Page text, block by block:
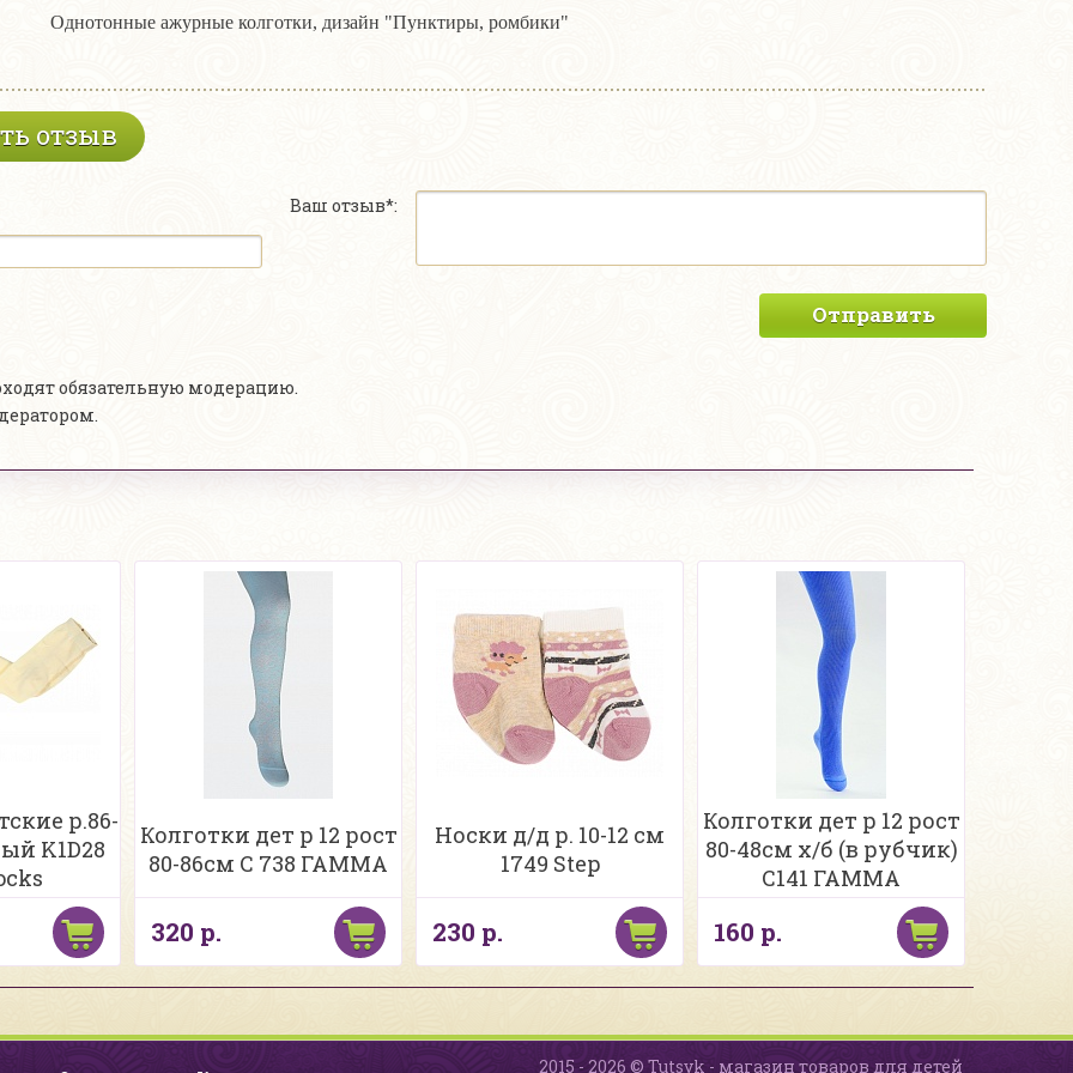
Однотонные ажурные колготки, дизайн "Пунктиры, ромбики"
отзыв
Ваш отзыв*:
Отправить
обязательную модерацию.
р.86-
K1D28
Колготки дет р 12 рост
80-86см С 738 ГАММА
320 р.
Носки д/д р. 10-12 см
1749 Step
230 р.
Колготки дет р 12 рост
80-48см х/б (в рубчик)
С141 ГАММА
160 р.
2015 - 2026 © Tutsyk - магазин товаров для детей